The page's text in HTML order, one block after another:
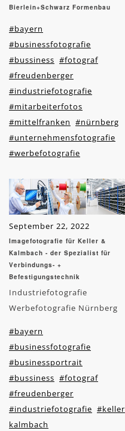
Bierlein+Schwarz Formenbau
#bayern
#businessfotografie
#bussiness #fotograf
#freudenberger
#industriefotografie
#mitarbeiterfotos
#mittelfranken #nürnberg
#unternehmensfotografie
#werbefotografie
September 22, 2022
Imagefotografie für Keller &
Kalmbach - der Spezialist für
Verbindungs- +
Befestigungstechnik
Industriefotografie
Werbefotografie Nürnberg
#bayern
#businessfotografie
#businessportrait
#bussiness #fotograf
#freudenberger
#industriefotografie #keller
kalmbach